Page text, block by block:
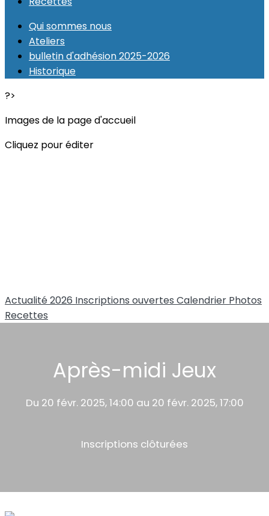
Qui sommes nous
Ateliers
bulletin d'adhésion 2025-2026
Historique
?>
Images de la page d'accueil
Cliquez pour éditer
Actualité 2026 Inscriptions ouvertes Calendrier Photos
Recettes
Après-midi Jeux
Du 20 févr. 2025, 14:00 au 20 févr. 2025, 17:00
Inscriptions clôturées